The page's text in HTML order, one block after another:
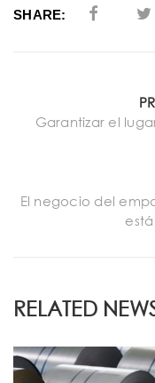
SHARE:
Garantizar el
El negocio del
RELATED